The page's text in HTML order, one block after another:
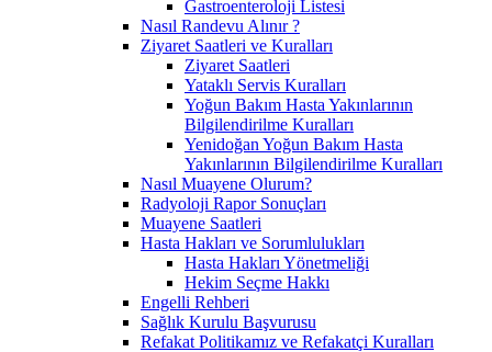
Gastroenteroloji Listesi
Nasıl Randevu Alınır ?
Ziyaret Saatleri ve Kuralları
Ziyaret Saatleri
Yataklı Servis Kuralları
Yoğun Bakım Hasta Yakınlarının
Bilgilendirilme Kuralları
Yenidoğan Yoğun Bakım Hasta
Yakınlarının Bilgilendirilme Kuralları
Nasıl Muayene Olurum?
Radyoloji Rapor Sonuçları
Muayene Saatleri
Hasta Hakları ve Sorumlulukları
Hasta Hakları Yönetmeliği
Hekim Seçme Hakkı
Engelli Rehberi
Sağlık Kurulu Başvurusu
Refakat Politikamız ve Refakatçi Kuralları